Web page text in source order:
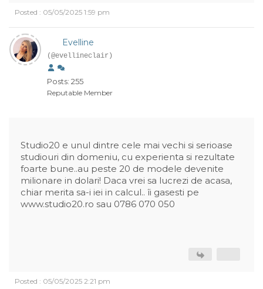
Posted : 05/05/2025 1:59 pm
Evelline
(@evellineclair)
Posts: 255
Reputable Member
Studio20 e unul dintre cele mai vechi si serioase
studiouri din domeniu, cu experienta si rezultate
foarte bune..au peste 20 de modele devenite
milionare in dolari! Daca vrei sa lucrezi de acasa,
chiar merita sa-i iei in calcul.. îi gasesti pe
www.studio20.ro sau 0786 070 050
Posted : 05/05/2025 2:21 pm